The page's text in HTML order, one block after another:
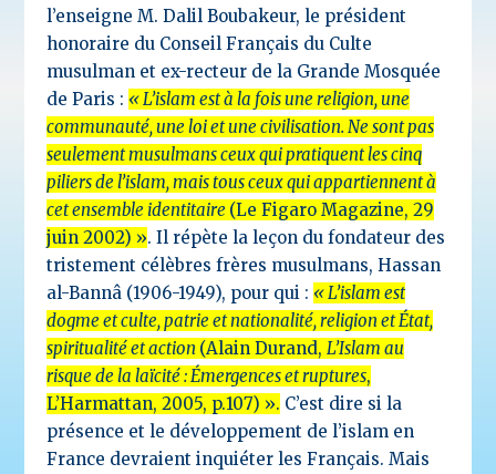
l’enseigne M. Dalil Boubakeur, le président
honoraire du Conseil Français du Culte
musulman et ex-recteur de la Grande Mosquée
de Paris : « L’islam est à la fois une religion, une
communauté, une loi et une civilisation. Ne sont pas
seulement musulmans ceux qui pratiquent les cinq
piliers de l’islam, mais tous ceux qui appartiennent à
cet ensemble identitaire (Le Figaro Magazine, 29
juin 2002) ». Il répète la leçon du fondateur des
tristement célèbres frères musulmans, Hassan
al-Bannâ (1906-1949), pour qui : « L’islam est
dogme et culte, patrie et nationalité, religion et État,
spiritualité et action (Alain Durand, L’Islam au
risque de la laïcité : Émergences et ruptures,
L’Harmattan, 2005, p.107) ». C’est dire si la
présence et le développement de l’islam en
France devraient inquiéter les Français. Mais